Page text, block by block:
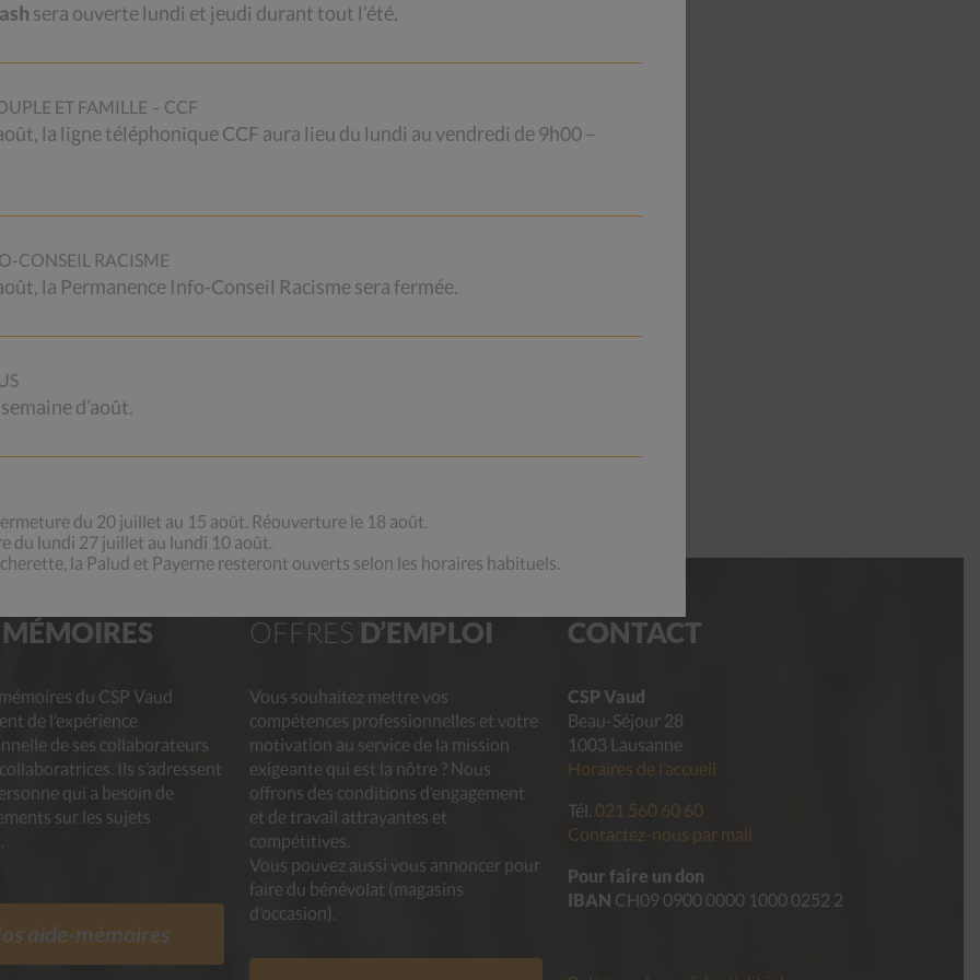
FAIRE UN LEGS
CAMPAGNE
MÉMOIRES
du CSP Vaud
de l’expérience
de ses collaborateurs
Ils s’adressent
qui a besoin de
sur les sujets
aide-mémoires
OFFRES D’EMPLOI
Vous souhaitez mettre vos
compétences professionnelles et votre
motivation au service de la mission
exigeante qui est la nôtre ? Nous
offrons des conditions d’engagement
et de travail attrayantes et
compétitives.
Vous pouvez aussi vous annoncer pour
faire du bénévolat (magasins
d’occasion).
CONTACT
CSP Vaud
Beau-Séjour 28
1003 Lausanne
Horaires de l’accueil
Tél. 021 560 60 60
Contactez-nous par mail
Pour faire un don
IBAN CH09 0900 0000 1000 0252 2
sera ouverte lundi et jeudi durant tout l’été.
ET FAMILLE – CCF
la ligne téléphonique CCF aura lieu du lundi au vendredi de 9h00 –
CONSEIL RACISME
la Permanence Info-Conseil Racisme sera fermée.
d’août.
du 20 juillet au 15 août. Réouverture le 18 août.
du lundi 27 juillet au lundi 10 août.
la Palud et Payerne resteront ouverts selon les horaires habituels.